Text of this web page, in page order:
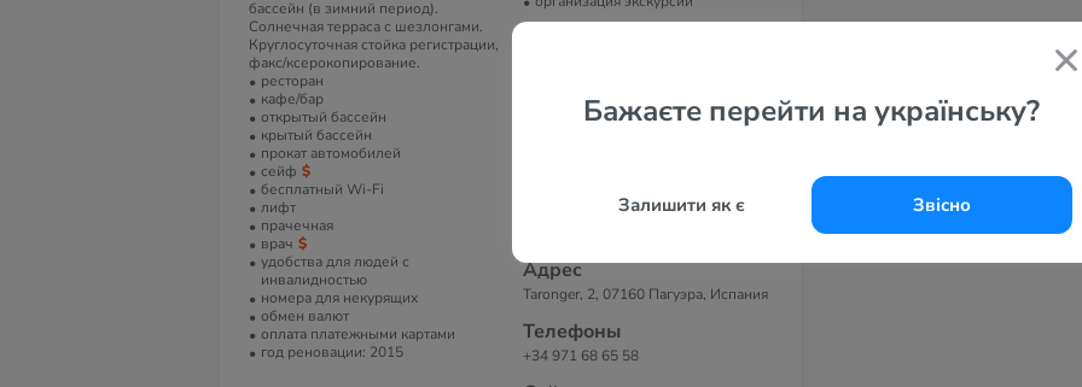
Бажаєте перейти на українську?
Залишити як є Звісно
бассейн (в зимний период).
Солнечная терраса с шезлонгами.
Круглосуточная стойка регистрации,
факс/ксерокопирование.
ресторан
кафе/бар
открытый бассейн
крытый бассейн
прокат автомобилей
сейф
бесплатный Wi-Fi
лифт
прачечная
врач
удобства для людей с
инвалидностью
номера для некурящих
обмен валют
оплата платежными картами
год реновации: 2015
В номерах
Кондиционер, телевизор с плоским
ванной есть фен, полотенца и
бесплатные туалетно-
Адрес
Taronger, 2, 07160 Пагуэра, Испания
Телефоны
+34 971 68 65 58